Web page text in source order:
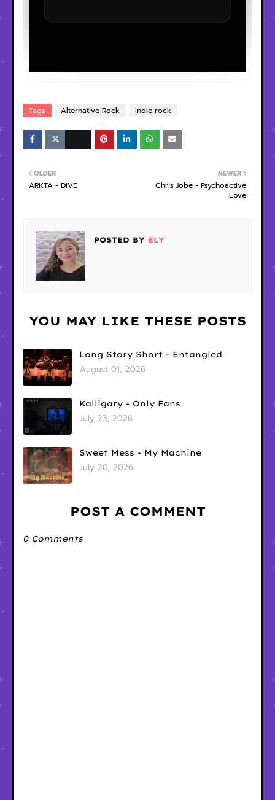
Tags Alternative Rock Indie rock
NEWER
Chris Jobe - Psychoactive
Love
OLDER
ARKTA - DIVE
POSTED BY ELY
YOU MAY LIKE THESE POSTS
Long Story Short - Entangled
August 01, 2026
Kalligary - Only Fans
July 23, 2026
Sweet Mess - My Machine
July 20, 2026
POST A COMMENT
0 Comments